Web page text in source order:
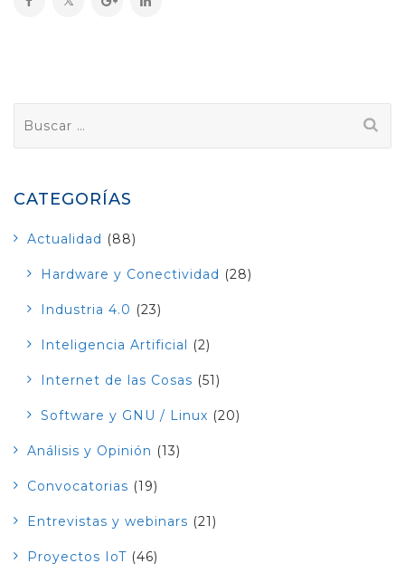
CATEGORÍAS
Actualidad (88)
Hardware y Conectividad (28)
Industria 4.0 (23)
Inteligencia Artificial (2)
Internet de las Cosas (51)
Software y GNU / Linux (20)
Análisis y Opinión (13)
Convocatorias (19)
Entrevistas y webinars (21)
Proyectos IoT (46)